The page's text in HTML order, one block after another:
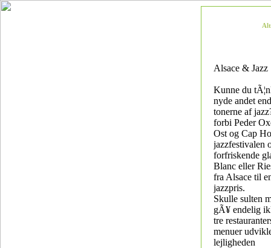
Alsace & Jazz
Kunne du
nyde andet
tonerne af
forbi Peder
Ost og Cap
jazzfestivalen
forfriskende
Blanc eller
fra Alsace til
jazzpris.
Skulle sulten
gÃ¥ endelig
tre
menuer
lejligheden